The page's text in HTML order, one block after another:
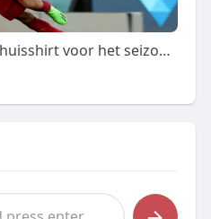
Liverpool FC heeft het thuisshirt voor het seizoen 2024/25 uitgebracht